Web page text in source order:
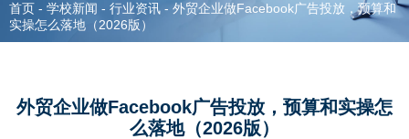
首页 - 学校新闻 - 行业资讯 - 外贸企业做Facebook广告投放，预算和
实操怎么落地（2026版）
外贸企业做Facebook广告投放，预算和实操怎
么落地（2026版）